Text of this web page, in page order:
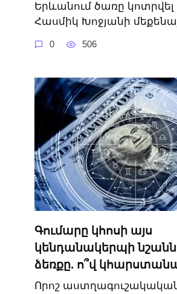
Երևանում ծառը կոտրվել
Հասմիկ Խոջյանի
0 506
Գումարը կհոսի այս
կենդանակերպի
ձեռքը. ո՞վ
Որոշ